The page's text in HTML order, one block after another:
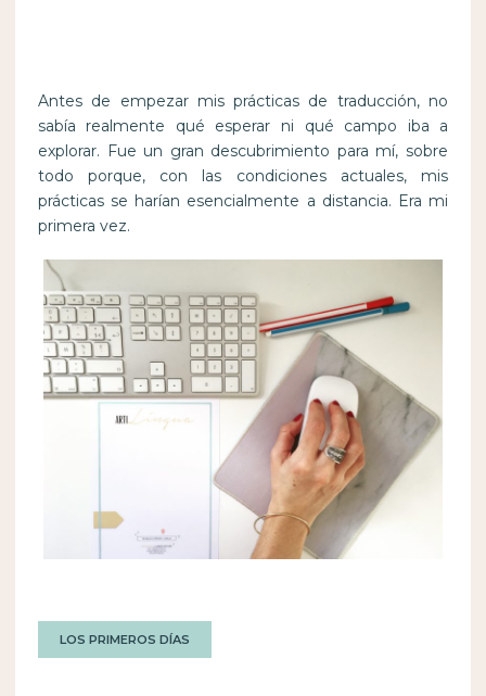
Antes de empezar mis prácticas de traducción, no
sabía realmente qué esperar ni qué campo iba a
explorar. Fue un gran descubrimiento para mí, sobre
todo porque, con las condiciones actuales, mis
prácticas se harían esencialmente a distancia. Era mi
primera vez.
LOS PRIMEROS DÍAS